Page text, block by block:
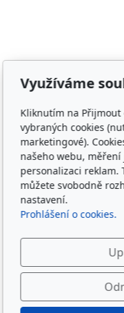
Irish Cob
Bankovní
ON-LINE
Využíváme
Kliknutím na Přijmout
vybraných cookies
marketingové).
našeho webu,
personalizaci reklam.
můžete svobodně
nastavení.
Prohlášení o cookies.